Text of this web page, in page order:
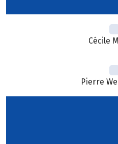
Cécile
Pierre